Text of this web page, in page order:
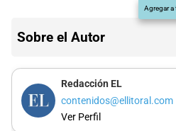
Agregar a
Sobre el Autor
Redacción EL
contenidos@ellitoral.com
Ver Perfil